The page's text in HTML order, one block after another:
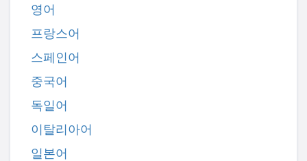
영어
프랑스어
스페인어
중국어
독일어
이탈리아어
일본어